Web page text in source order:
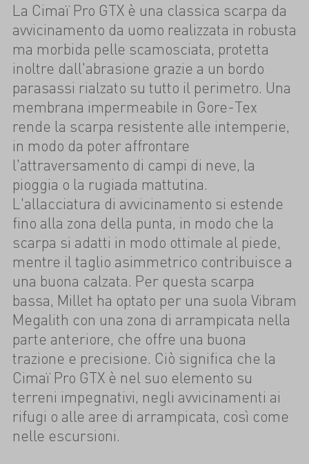
La Cimaï Pro GTX è una classica scarpa da
avvicinamento da uomo realizzata in robusta
ma morbida pelle scamosciata, protetta
inoltre dall'abrasione grazie a un bordo
parasassi rialzato su tutto il perimetro. Una
membrana impermeabile in Gore-Tex
rende la scarpa resistente alle intemperie,
in modo da poter affrontare
l'attraversamento di campi di neve, la
pioggia o la rugiada mattutina.
L'allacciatura di avvicinamento si estende
fino alla zona della punta, in modo che la
scarpa si adatti in modo ottimale al piede,
mentre il taglio asimmetrico contribuisce a
una buona calzata. Per questa scarpa
bassa, Millet ha optato per una suola Vibram
Megalith con una zona di arrampicata nella
parte anteriore, che offre una buona
trazione e precisione. Ciò significa che la
Cimaï Pro GTX è nel suo elemento su
terreni impegnativi, negli avvicinamenti ai
rifugi o alle aree di arrampicata, così come
nelle escursioni.